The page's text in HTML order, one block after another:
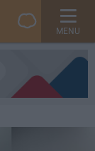
MENU